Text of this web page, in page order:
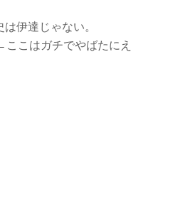
伊達じゃない。
こはガチでやばたにえ